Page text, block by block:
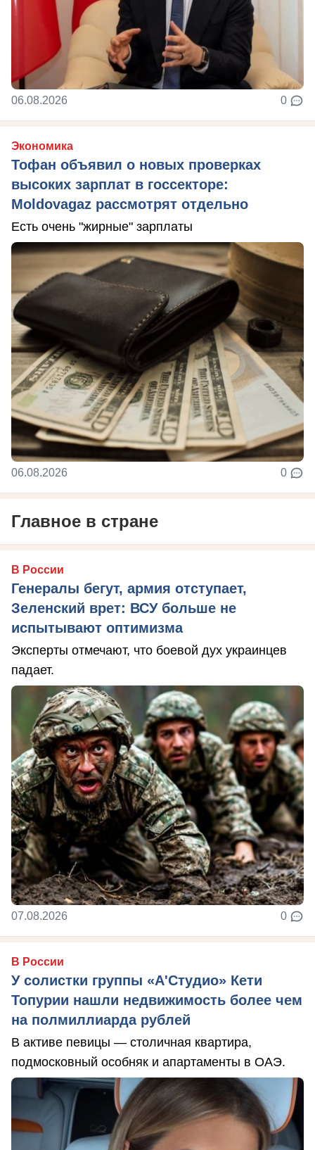
06.08.2026 0
Экономика
Тофан объявил о новых проверках
высоких зарплат в госсекторе:
Moldovagaz рассмотрят отдельно
Есть очень "жирные" зарплаты
06.08.2026 0
Главное в стране
В России
Генералы бегут, армия отступает,
Зеленский врет: ВСУ больше не
испытывают оптимизма
Эксперты отмечают, что боевой дух украинцев
падает.
07.08.2026 0
В России
У солистки группы «А'Студио» Кети
Топурии нашли недвижимость более чем
на полмиллиарда рублей
В активе певицы — столичная квартира,
подмосковный особняк и апартаменты в ОАЭ.